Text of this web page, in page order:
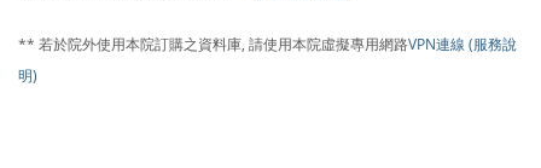
** 若於院外使用本院訂購之資料庫, 請使用本院虛擬專用網路VPN連線 (服務說
明)